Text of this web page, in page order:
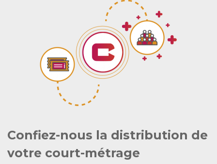
Confiez-nous la distribution de
votre court-métrage